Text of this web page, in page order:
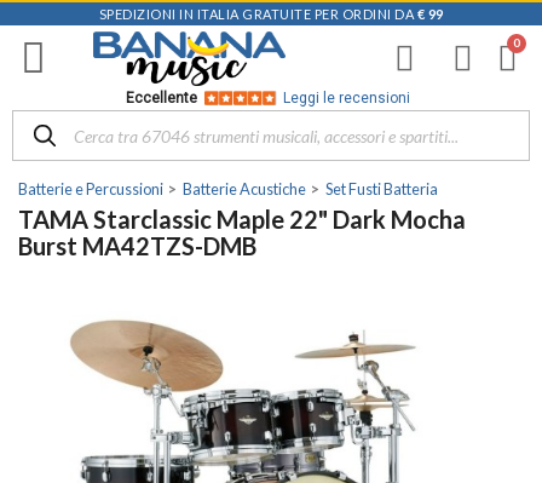
SPEDIZIONI IN ITALIA GRATUITE PER ORDINI DA € 99
Eccellente Leggi le recensioni
Batterie e Percussioni Batterie Acustiche Set Fusti Batteria
TAMA Starclassic Maple 22" Dark Mocha
Burst MA42TZS-DMB